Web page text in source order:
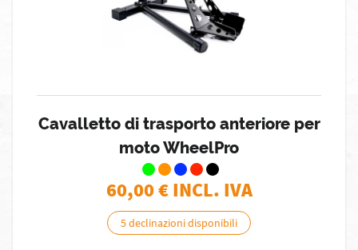
Cavalletto di trasporto anteriore per
moto WheelPro
60,00€ INCL. IVA
5 declinazioni disponibili